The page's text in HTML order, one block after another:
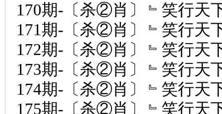
170期-〔杀②肖〕﹄笑行天
171期-〔杀②肖〕﹄笑行天
172期-〔杀②肖〕﹄笑行天
173期-〔杀②肖〕﹄笑行天
174期-〔杀②肖〕﹄笑行天
175期-〔杀②肖〕﹄笑行天